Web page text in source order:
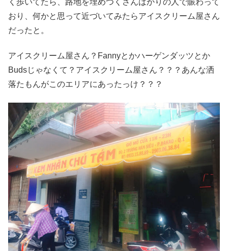
おり、何かと思って近づいてみたらアイスクリーム屋さん
だったと。
アイスクリーム屋さん？Fannyとかハーゲンダッツとか
Budsじゃなくて？アイスクリーム屋さん？？？あんな洒
落たもんがこのエリアにあったっけ？？？